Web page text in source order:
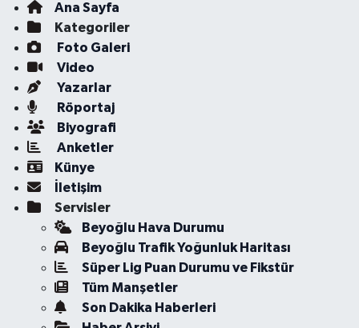
Ana Sayfa
Kategoriler
Foto Galeri
Video
Yazarlar
Röportaj
Biyografi
Anketler
Künye
İletişim
Servisler
Beyoğlu Hava Durumu
Beyoğlu Trafik Yoğunluk Haritası
Süper Lig Puan Durumu ve Fikstür
Tüm Manşetler
Son Dakika Haberleri